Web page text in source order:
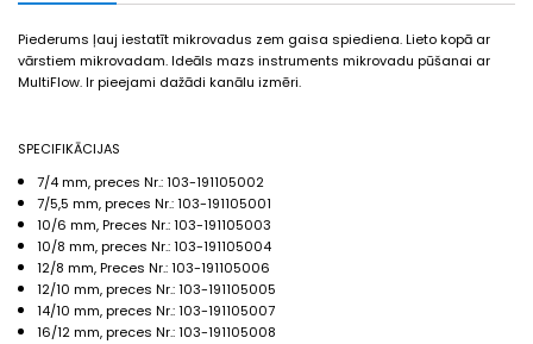
Piederums ļauj iestatīt mikrovadus zem gaisa spiediena. Lieto kopā ar
vārstiem mikrovadam. Ideāls mazs instruments mikrovadu pūšanai ar
MultiFlow. Ir pieejami dažādi kanālu izmēri.
SPECIFIKĀCIJAS
7/4 mm, preces Nr.: 103-191105002
7/5,5 mm, preces Nr.: 103-191105001
10/6 mm, Preces Nr.: 103-191105003
10/8 mm, preces Nr.: 103-191105004
12/8 mm, Preces Nr.: 103-191105006
12/10 mm, preces Nr.: 103-191105005
14/10 mm, preces Nr.: 103-191105007
16/12 mm, preces Nr.: 103-191105008